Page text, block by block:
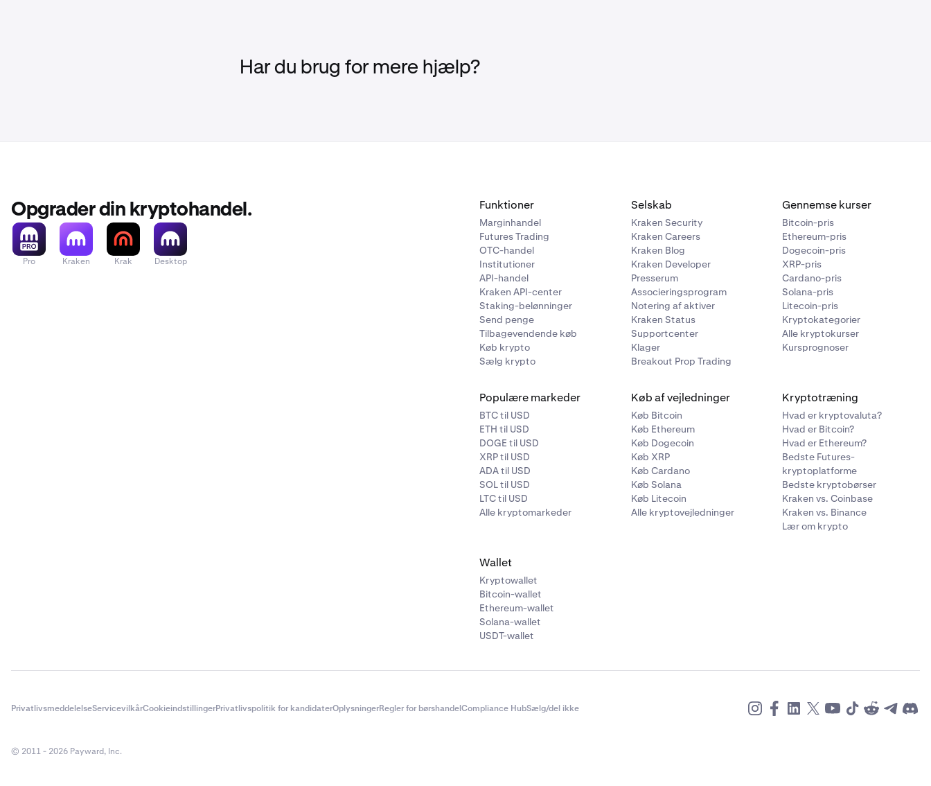
Har du brug for mere hjælp?
Opgrader din kryptohandel.
Pro Kraken Krak Desktop
Funktioner
Marginhandel
Futures Trading
OTC-handel
Institutioner
API-handel
Kraken API-center
Staking-belønninger
Send penge
Tilbagevendende køb
Køb krypto
Sælg krypto
Selskab
Kraken Security
Kraken Careers
Kraken Blog
Kraken Developer
Presserum
Associeringsprogram
Notering af aktiver
Kraken Status
Supportcenter
Klager
Breakout Prop Trading
Gennemse kurser
Bitcoin-pris
Ethereum-pris
Dogecoin-pris
XRP-pris
Cardano-pris
Solana-pris
Litecoin-pris
Kryptokategorier
Alle kryptokurser
Kursprognoser
Populære markeder
BTC til USD
ETH til USD
DOGE til USD
XRP til USD
ADA til USD
SOL til USD
LTC til USD
Alle kryptomarkeder
Køb af vejledninger
Køb Bitcoin
Køb Ethereum
Køb Dogecoin
Køb XRP
Køb Cardano
Køb Solana
Køb Litecoin
Alle kryptovejledninger
Kryptotræning
Hvad er kryptovaluta?
Hvad er Bitcoin?
Hvad er Ethereum?
Bedste Futures-
kryptoplatforme
Bedste kryptobørser
Kraken vs. Coinbase
Kraken vs. Binance
Lær om krypto
Wallet
Kryptowallet
Bitcoin-wallet
Ethereum-wallet
Solana-wallet
USDT-wallet
PrivatlivsmeddelelseServicevilkårCookieindstillingerPrivatlivspolitik for kandidaterOplysningerRegler for børshandelCompliance HubSælg/del ikke
© 2011 - 2026 Payward, Inc.